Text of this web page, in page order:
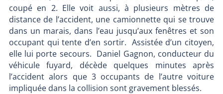
coupé en 2. Elle voit aussi, à plusieurs mètres de
distance de l’accident, une camionnette qui se trouve
dans un marais, dans l’eau jusqu’aux fenêtres et son
occupant qui tente d’en sortir. Assistée d’un citoyen,
elle lui porte secours. Daniel Gagnon, conducteur du
véhicule fuyard, décède quelques minutes après
l’accident alors que 3 occupants de l’autre voiture
impliquée dans la collision sont gravement blessés.